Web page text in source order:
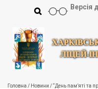
ЛІЦЕЙ-
Версія
Головна / Новини /“День пам’яті та